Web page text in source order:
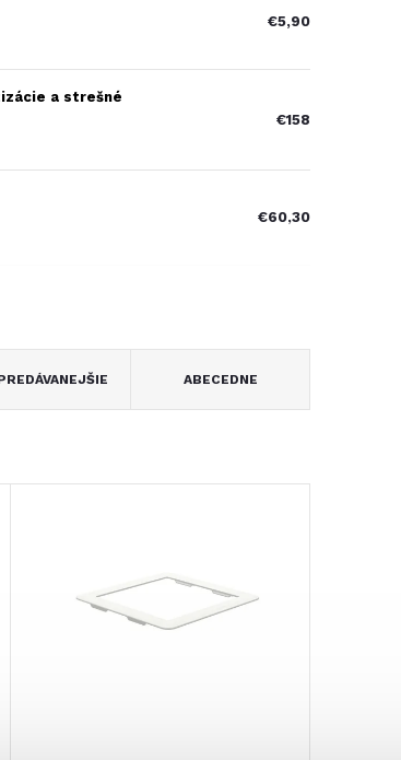
€5,90
a strešné
€158
€60,30
ABECEDNE